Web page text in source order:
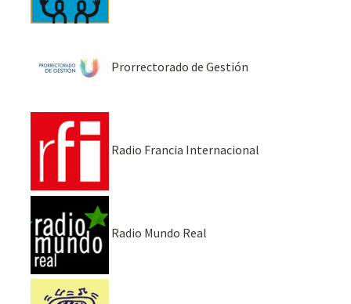
Prorrectorado de Gestión
Radio Francia Internacional
Radio Mundo Real